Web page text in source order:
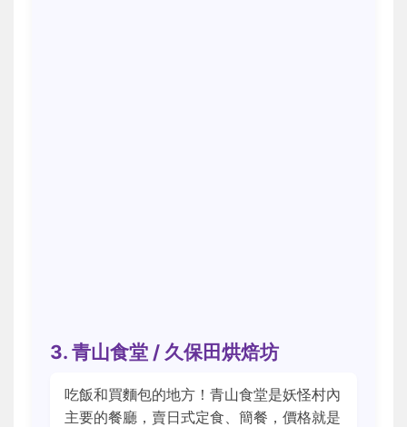
3. 青山食堂 / 久保田烘焙坊
吃飯和買麵包的地方！青山食堂是妖怪村內
主要的餐廳，賣日式定食、簡餐，價格就是